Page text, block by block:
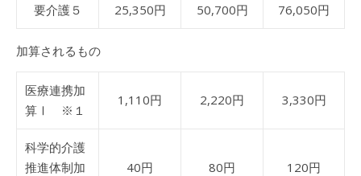
要介護５ 25,350円 50,700円 76,050円
加算されるもの
医療連携加
算Ⅰ ※１
1,110円 2,220円 3,330円
科学的介護
推進体制加
40円 80円 120円